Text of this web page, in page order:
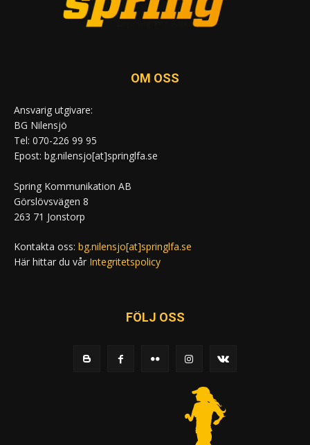
OM OSS
Ansvarig utgivare:
BG Nilensjö
Tel: 070-226 99 95
Epost: bg.nilensjo[at]springlfa.se
Spring Kommunikation AB
Görslövsvägen 8
263 71 Jonstorp
Kontakta oss: bg.nilensjo[at]springlfa.se
Här hittar du vår Integritetspolicy
FÖLJ OSS